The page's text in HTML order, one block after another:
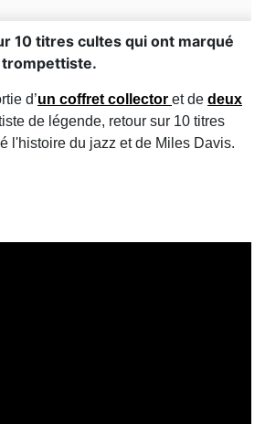
10 titres cultes qui ont marqué
d’un coffret collector et de deux
de légende, retour sur 10 titres
l'histoire du jazz et de Miles Davis.